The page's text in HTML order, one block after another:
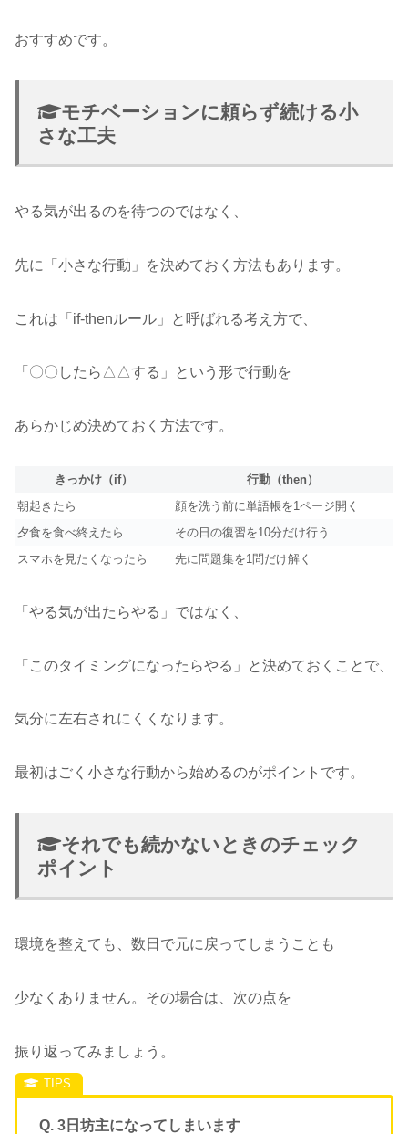
おすすめです。
モチベーションに頼らず続ける小
さな工夫
やる気が出るのを待つのではなく、
先に「小さな行動」を決めておく方法もあります。
これは「if-thenルール」と呼ばれる考え方で、
「〇〇したら△△する」という形で行動を
あらかじめ決めておく方法です。
きっかけ（if）
行動（then）
朝起きたら
顔を洗う前に単語帳を1ページ開く
夕食を食べ終えたら
その日の復習を10分だけ行う
スマホを見たくなったら
先に問題集を1問だけ解く
「やる気が出たらやる」ではなく、
「このタイミングになったらやる」と決めておくことで、
気分に左右されにくくなります。
最初はごく小さな行動から始めるのがポイントです。
それでも続かないときのチェック
ポイント
環境を整えても、数日で元に戻ってしまうことも
少なくありません。その場合は、次の点を
振り返ってみましょう。
Q. 3日坊主になってしまいます